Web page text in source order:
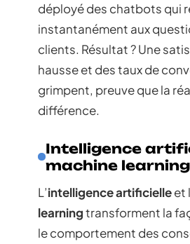
déployé des chatbots qui
instantanément aux
clients. Résultat ? Une
hausse et des taux de
grimpent, preuve que la
différence.
Intelligence
machine learning
L’intelligence artificielleet
learningtransforment la
le comportement des